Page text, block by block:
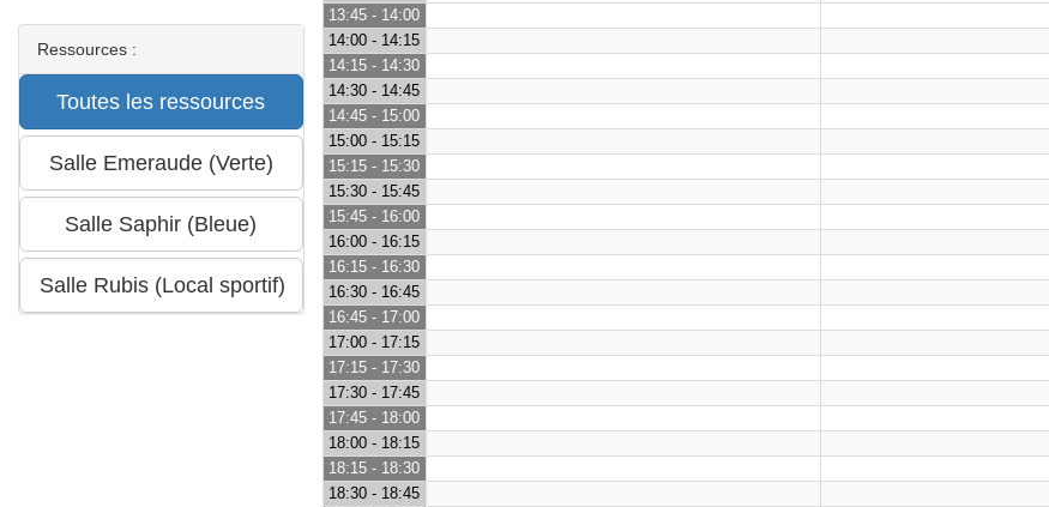
Ressources :
13:45 - 14:00
14:00 - 14:15
14:15 - 14:30
14:30 - 14:45
14:45 - 15:00
15:00 - 15:15
15:15 - 15:30
15:30 - 15:45
15:45 - 16:00
16:00 - 16:15
16:15 - 16:30
16:30 - 16:45
16:45 - 17:00
17:00 - 17:15
17:15 - 17:30
17:30 - 17:45
17:45 - 18:00
18:00 - 18:15
18:15 - 18:30
18:30 - 18:45